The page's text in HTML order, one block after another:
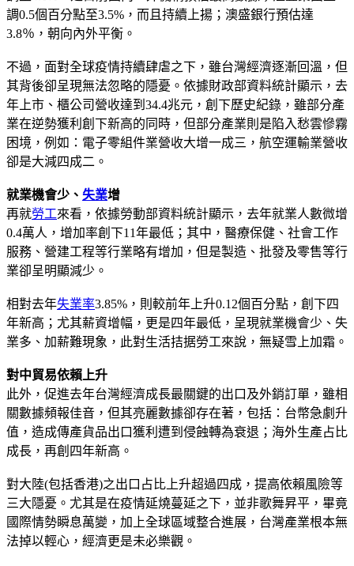
調0.5個百分點至3.5%，而且持續上揚；澳盛銀行預估達
3.8％，朝向內外平衡。
不過，面對全球疫情持續肆虐之下，雖台灣經濟逐漸回溫，但
其背後卻呈現無法忽略的隱憂。依據財政部資料統計顯示，去
年上市、櫃公司營收達到34.4兆元，創下歷史紀錄，雖部分產
業在逆勢獲利創下新高的同時，但部分產業則是陷入愁雲慘霧
困境，例如：電子零組件業營收大增一成三，航空運輸業營收
卻是大減四成二。
就業機會少、 失業增
再就勞工來看，依據勞動部資料統計顯示，去年就業人數微增
0.4萬人，增加率創下11年最低；其中，醫療保健、社會工作
服務、營建工程等行業略有增加，但是製造、批發及零售等行
業卻呈明顯減少。
相對去年失業率3.85%，則較前年上升0.12個百分點，創下四
年新高；尤其薪資增幅，更是四年最低，呈現就業機會少、失
業多、加薪難現象，此對生活拮据勞工來說，無疑雪上加霜。
對中貿易依賴上升
此外，促進去年台灣經濟成長最關鍵的出口及外銷訂單，雖相
關數據頻報佳音，但其亮麗數據卻存在著，包括：台幣急劇升
值，造成傳產貨品出口獲利遭到侵蝕轉為衰退；海外生產占比
成長，再創四年新高。
對大陸(包括香港)之出口占比上升超過四成，提高依賴風險等
三大隱憂。尤其是在疫情延燒蔓延之下，並非歌舞昇平，畢竟
國際情勢瞬息萬變，加上全球區域整合進展，台灣產業根本無
法掉以輕心，經濟更是未必樂觀。